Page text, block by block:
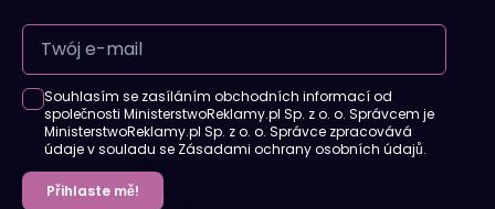
Souhlasím se zasíláním obchodních informací od
společnosti MinisterstwoReklamy.pl Sp. z o. o. Správcem je
MinisterstwoReklamy.pl Sp. z o. o. Správce zpracovává
údaje v souladu se Zásadami ochrany osobních údajů.
Přihlaste mě!